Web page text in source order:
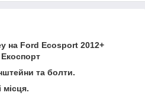
на Ford Ecosport 2012+
та болти.